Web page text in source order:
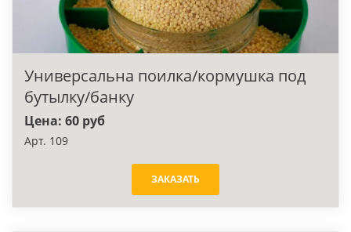
Универсальна поилка/кормушка под
бутылку/банку
Цена: 60 руб
Арт. 109
ЗАКАЗАТЬ